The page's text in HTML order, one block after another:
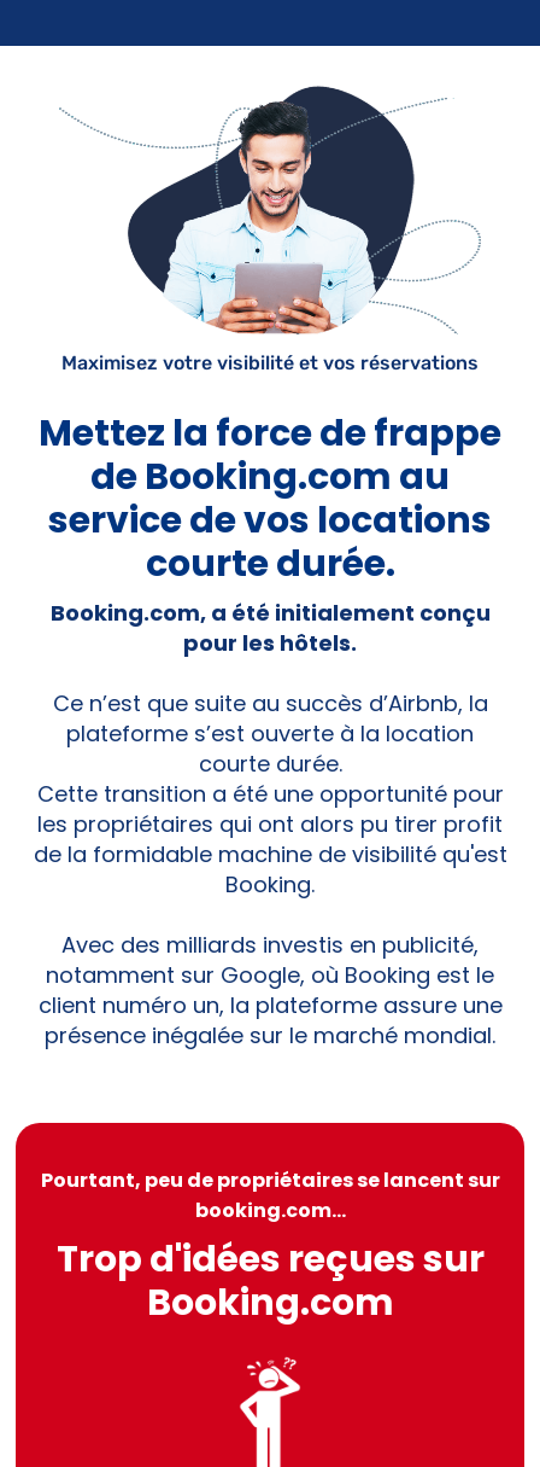
Maximisez votre visibilité et vos réservations
Mettez la force de frappe
de Booking.com au
service de vos locations
courte durée.
Booking.com, a été initialement conçu
pour les hôtels.
Ce n’est que suite au succès d’Airbnb, la
plateforme s’est ouverte à la location
courte durée.
Cette transition a été une opportunité pour
les propriétaires qui ont alors pu tirer profit
de la formidable machine de visibilité qu'est
Booking.
Avec des milliards investis en publicité,
notamment sur Google, où Booking est le
client numéro un, la plateforme assure une
présence inégalée sur le marché mondial.
Pourtant, peu de propriétaires se lancent sur
booking.com...
Trop d'idées reçues sur
Booking.com